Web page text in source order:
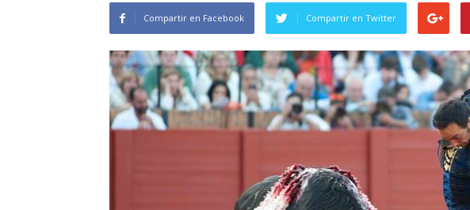
Compartir en Facebook Compartir en Twitter